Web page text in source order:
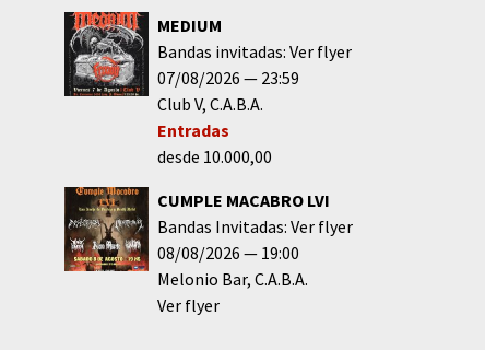
MEDIUM
Bandas invitadas: Ver flyer
07/08/2026
23:59
Club V C.A.B.A.
Entradas
desde 10.000,00
CUMPLE MACABRO LVI
Bandas Invitadas: Ver flyer
08/08/2026
19:00
Melonio Bar C.A.B.A.
Ver flyer